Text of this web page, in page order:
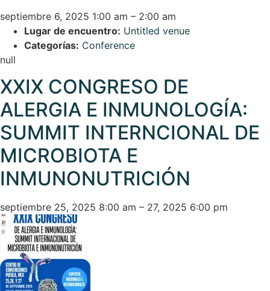
septiembre 6, 2025 1:00 am – 2:00 am
Lugar de encuentro: Untitled venue
Categorías: Conference
null
XXIX CONGRESO DE
ALERGIA E INMUNOLOGÍA:
SUMMIT INTERNCIONAL DE
MICROBIOTA E
INMUNONUTRICIÓN
septiembre 25, 2025 8:00 am – 27, 2025 6:00 pm